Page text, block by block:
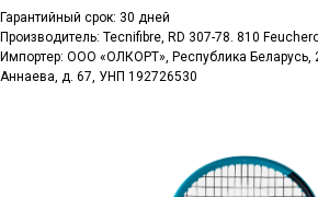
Гарантийный срок: 30 дней
Производитель: Tecnifibre, RD 307-78. 810
Импортер: ООО «ОЛКОРТ», Республика Беларусь,
Аннаева, д. 67, УНП 192726530